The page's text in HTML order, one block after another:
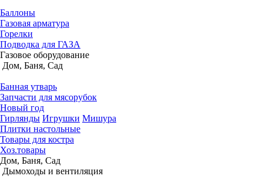
Баллоны
Газовая арматура
Горелки
Подводка для ГАЗА
Газовое оборудование
Дом, Баня, Сад
Банная утварь
Запчасти для мясорубок
Новый год
Гирлянды Игрушки Мишура
Плитки настольные
Товары для костра
Хоз.товары
Дом, Баня, Сад
Дымоходы и вентиляция